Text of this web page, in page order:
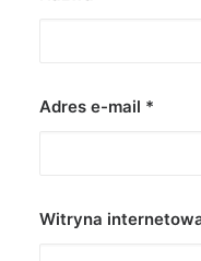
Adres e-mail *
Witryna